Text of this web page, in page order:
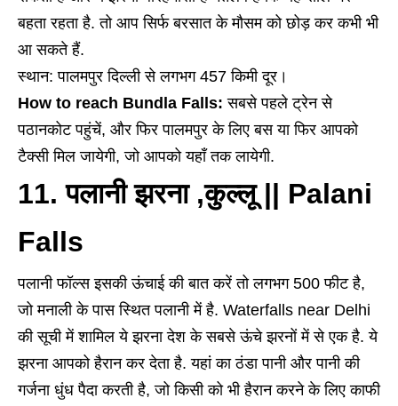
बहता रहता है. तो आप सिर्फ बरसात के मौसम को छोड़ कर कभी भी
आ सकते हैं.
स्थान: पालमपुर दिल्ली से लगभग 457 किमी दूर।
How to reach Bundla Falls: सबसे पहले ट्रेन से
पठानकोट पहुंचें, और फिर पालमपुर के लिए बस या फिर आपको
टैक्सी मिल जायेगी, जो आपको यहाँ तक लायेगी.
11. पलानी झरना ,कुल्लू || Palani
Falls
पलानी फॉल्स इसकी ऊंचाई की बात करें तो लगभग 500 फीट है,
जो मनाली के पास स्थित पलानी में है. Waterfalls near Delhi
की सूची में शामिल ये झरना देश के सबसे ऊंचे झरनों में से एक है. ये
झरना आपको हैरान कर देता है. यहां का ठंडा पानी और पानी की
गर्जना धुंध पैदा करती है, जो किसी को भी हैरान करने के लिए काफी